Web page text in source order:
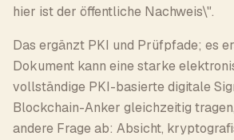
hier ist der öffentliche Nachweis\".
Das ergänzt PKI und Prüfpfade; es
Dokument kann eine starke
vollständige PKI-basierte digitale
Blockchain-Anker gleichzeitig
andere Frage ab: Absicht,